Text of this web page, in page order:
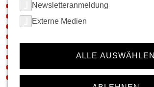
Neuigkeiten
Veranstaltungskalender
Ticket-Shop
Hausregeln
Newsletteranmeldung
Externe Medien
ALLE AUSWÄHLEN